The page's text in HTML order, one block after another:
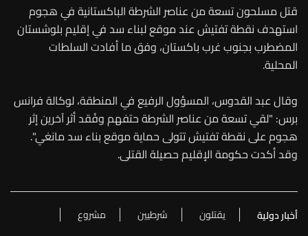
قتل مسلحون تسعة من عناصر الشرطة الباكستانية في هجوم
استهدف نقطة تفتيش عند موقع لبناء سد في إقليم بلوشستان
المضطرب بجنوب غرب باكستان، وفق ما أفادت السلطات
المحلية.
وقال عبد القدوس، المسؤول الرفيع في المنطقة، لوكالة فرانس
برس: "لقي تسعة من عناصر الشرطة حتفهم وفُقد أثر آخرين إثر
هجوم على نقطة تفتيش تتولى حماية موقع بناء سد مانغي".
وقد أكدت حكومة الإقليم حصيلة القتلى.
أخبار دولية يقتلون شرطيين
مشروع